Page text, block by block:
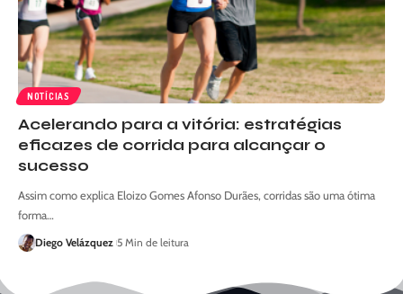
NOTÍCIAS
Acelerando para a vitória: estratégias
eficazes de corrida para alcançar o
sucesso
Assim como explica Eloizo Gomes Afonso Durães, corridas são uma ótima
forma…
Diego Velázquez 5 Min de leitura